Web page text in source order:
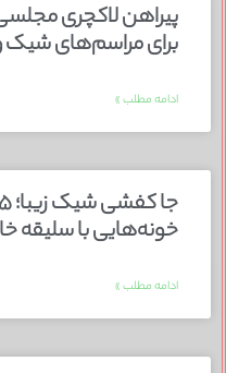
برای مراسم‌های شیک
ادامه مطلب »
خونه‌هایی با سلیقه
ادامه مطلب »